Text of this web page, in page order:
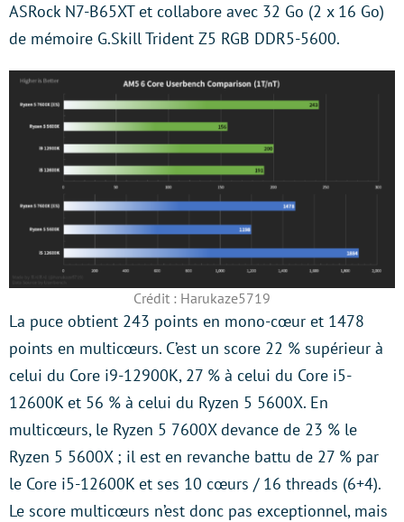
ASRock N7-B65XT et collabore avec 32 Go (2 x 16 Go)
de mémoire G.Skill Trident Z5 RGB DDR5-5600.
Crédit : Harukaze5719
La puce obtient 243 points en mono-cœur et 1478
points en multicœurs. C’est un score 22 % supérieur à
celui du Core i9-12900K, 27 % à celui du Core i5-
12600K et 56 % à celui du Ryzen 5 5600X. En
multicœurs, le Ryzen 5 7600X devance de 23 % le
Ryzen 5 5600X ; il est en revanche battu de 27 % par
le Core i5-12600K et ses 10 cœurs / 16 threads (6+4).
Le score multicœurs n’est donc pas exceptionnel, mais